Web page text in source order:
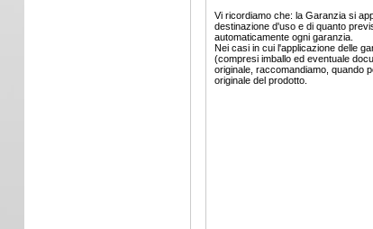
Vi ricordiamo che: la Garanzia si
destinazione d'uso e di quanto
automaticamente ogni garanzia.
Nei casi in cui l'applicazione delle
(compresi imballo ed eventuale
originale, raccomandiamo, quando
originale del prodotto.